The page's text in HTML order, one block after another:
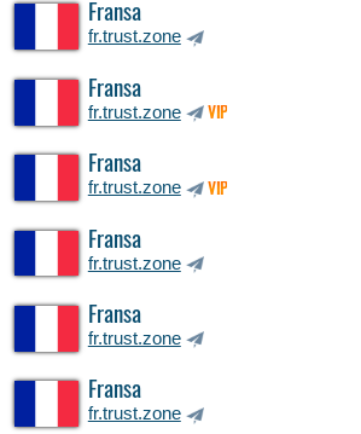
Fransa
fr.trust.zone
Fransa
fr.trust.zone VIP
Fransa
fr.trust.zone VIP
Fransa
fr.trust.zone
Fransa
fr.trust.zone
Fransa
fr.trust.zone